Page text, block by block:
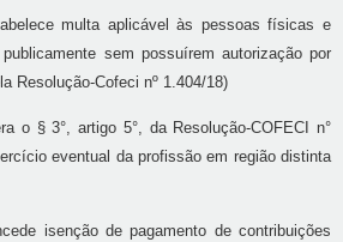
multa aplicável às pessoas físicas e
sem possuírem autorização por
Resolução-Cofeci nº 1.404/18)
o § 3°, artigo 5°, da Resolução-COFECI n°
eventual da profissão em região distinta
isenção de pagamento de contribuições